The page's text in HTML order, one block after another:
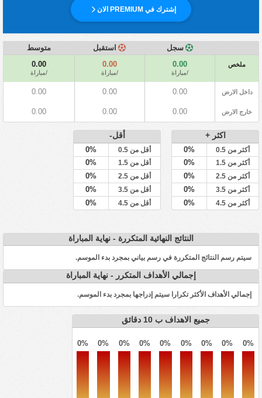
إشترك في PREMIUM الان
سجل استقبل متوسط
ملخص 0.00
/مباراة
0.00
/مباراة
0.00
/مباراة
داخل الارض 0.00
0.00
0.00
خارج الارض 0.00
0.00
0.00
اكثر +
أكثر من 0.5 0%
أكثر من 1.5 0%
أكثر من 2.5 0%
أكثر من 3.5 0%
أكثر من 4.5 0%
أقل-
أقل من 0.5 0%
أقل من 1.5 0%
أقل من 2.5 0%
أقل من 3.5 0%
أقل من 4.5 0%
النتائج النهائية المتكررة - نهاية المباراة
سيتم رسم النتائج المتكررة في رسم بياني بمجرد بدء الموسم.
إجمالي الأهداف المتكرر - نهاية المباراة
إجمالي الأهداف الأكثر تكرارا سيتم إدراجها بمجرد بدء الموسم.
جميع الاهداف ب 10 دقائق
0% 0% 0% 0% 0% 0% 0% 0% 0%